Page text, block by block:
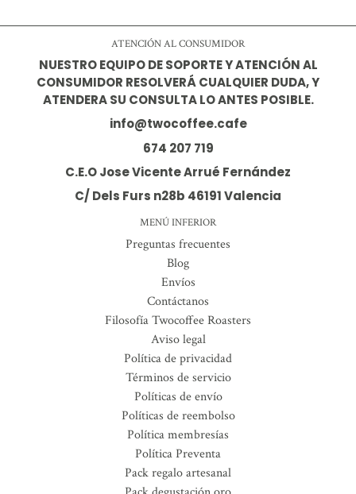
ATENCIÓN AL CONSUMIDOR
NUESTRO EQUIPO DE SOPORTE Y ATENCIÓN AL
CONSUMIDOR RESOLVERÁ CUALQUIER DUDA, Y
ATENDERA SU CONSULTA LO ANTES POSIBLE.
info@twocoffee.cafe
674 207 719
C.E.O Jose Vicente Arrué Fernández
C/ Dels Furs n28b 46191 Valencia
MENÚ INFERIOR
Preguntas frecuentes
Blog
Envíos
Contáctanos
Filosofía Twocoffee Roasters
Aviso legal
Política de privacidad
Términos de servicio
Políticas de envío
Políticas de reembolso
Política membresías
Política Preventa
Pack regalo artesanal